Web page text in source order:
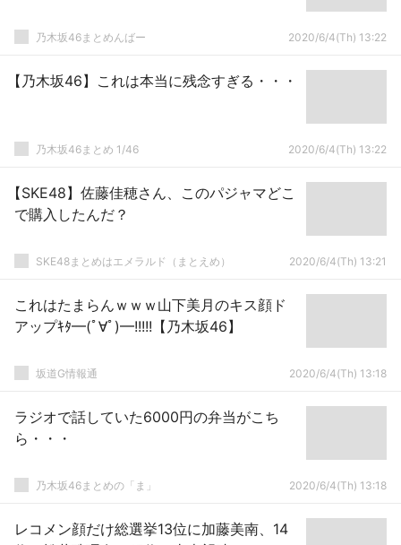
乃木坂46まとめんばー 2020/6/4(Th) 13:22
【乃木坂46】これは本当に残念すぎる・・・
乃木坂46まとめ 1/46 2020/6/4(Th) 13:22
【SKE48】佐藤佳穂さん、このパジャマどこ
で購入したんだ？
SKE48まとめはエメラルド（まとえめ） 2020/6/4(Th) 13:21
これはたまらんｗｗｗ山下美月のキス顔ド
アップｷﾀ━(ﾟ∀ﾟ)━!!!!!【乃木坂46】
坂道G情報通 2020/6/4(Th) 13:18
ラジオで話していた6000円の弁当がこち
ら・・・
乃木坂46まとめの「ま」 2020/6/4(Th) 13:18
レコメン顔だけ総選挙13位に加藤美南、14